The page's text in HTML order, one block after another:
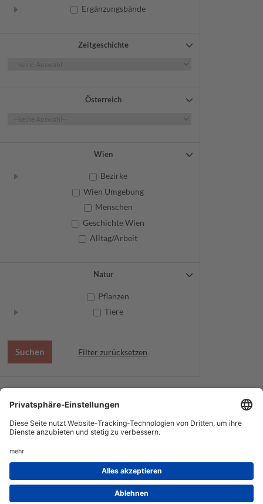
Ergänzungsbände
Zeitgeschichte
Österreich
Wien
Bezirke
Wien Umgebung
Menschen
Geschichte Wien
Alltag/Arbeit
Natur
Pflanzen
Tiere
Filter zurücksetzen
Datenschutz
Service